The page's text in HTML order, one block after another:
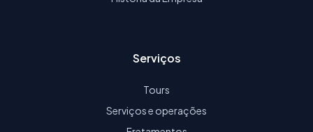
Serviços
Tours
Serviços e operações